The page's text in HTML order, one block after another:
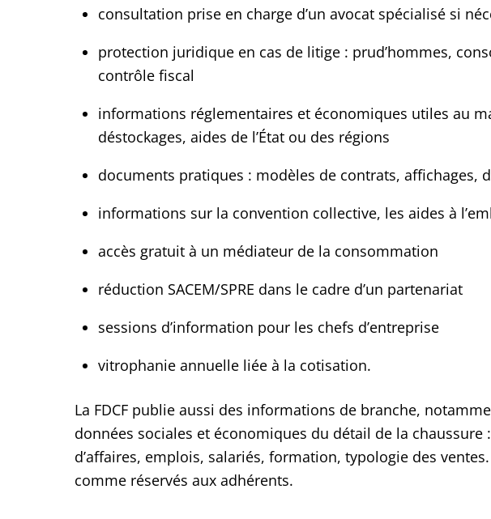
consultation prise en charge d’un avocat spécialisé si
protection juridique en cas de litige : prud’hommes,
contrôle fiscal
informations réglementaires et économiques utiles au
déstockages, aides de l’État ou des régions
documents pratiques : modèles de contrats, affichages,
informations sur la convention collective, les aides à
accès gratuit à un médiateur de la consommation
réduction SACEM/SPRE dans le cadre d’un partenariat
sessions d’information pour les chefs d’entreprise
vitrophanie annuelle liée à la cotisation.
La FDCF publie aussi des informations de branche,
données sociales et économiques du détail de la
d’affaires, emplois, salariés, formation, typologie des
comme réservés aux adhérents.